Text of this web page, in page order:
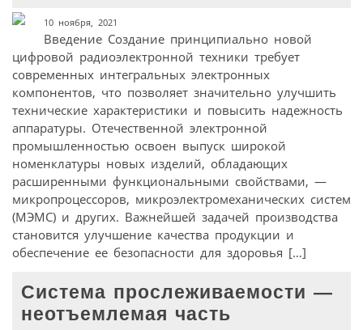
10 ноября, 2021
Введение Создание принципиально новой
цифровой радиоэлектронной техники требует
современных интегральных электронных
компонентов, что позволяет значительно улучшить
технические характеристики и повысить надежность
аппаратуры. Отечественной электронной
промышленностью освоен выпуск широкой
номенклатуры новых изделий, обладающих
расширенными функциональными свойствами, —
микропроцессоров, микроэлектромеханических систем
(МЭМС) и других. Важнейшей задачей производства
становится улучшение качества продукции и
обеспечение ее безопасности для здоровья […]
Система прослеживаемости —
неотъемлемая часть